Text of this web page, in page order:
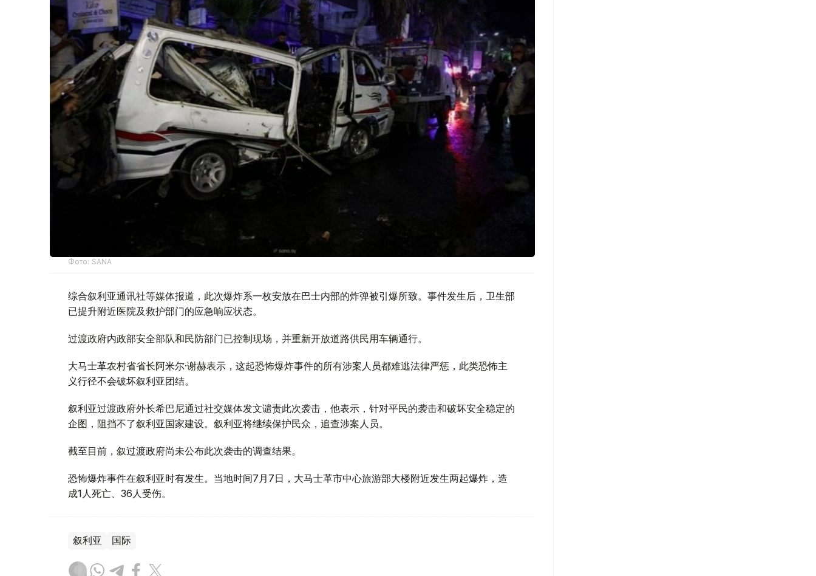
Фото: SANA
综合叙利亚通讯社等媒体报道，此次爆炸系一枚安放在巴士内部的炸弹被引爆所致。事件发生后，卫生部
已提升附近医院及救护部门的应急响应状态。
过渡政府内政部安全部队和民防部门已控制现场，并重新开放道路供民用车辆通行。
大马士革农村省省长阿米尔·谢赫表示，这起恐怖爆炸事件的所有涉案人员都难逃法律严惩，此类恐怖主
义行径不会破坏叙利亚团结。
叙利亚过渡政府外长希巴尼通过社交媒体发文谴责此次袭击，他表示，针对平民的袭击和破坏安全稳定的
企图，阻挡不了叙利亚国家建设。叙利亚将继续保护民众，追查涉案人员。
截至目前，叙过渡政府尚未公布此次袭击的调查结果。
恐怖爆炸事件在叙利亚时有发生。当地时间7月7日，大马士革市中心旅游部大楼附近发生两起爆炸，造
成1人死亡、36人受伤。
叙利亚 国际